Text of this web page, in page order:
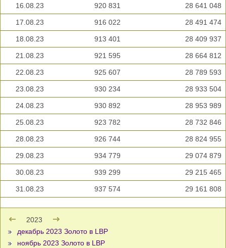
16.08.23 920 831 28 641 048
17.08.23 916 022 28 491 474
18.08.23 913 401 28 409 937
21.08.23 921 595 28 664 812
22.08.23 925 607 28 789 593
23.08.23 930 234 28 933 504
24.08.23 930 892 28 953 989
25.08.23 923 782 28 732 846
28.08.23 926 744 28 824 955
29.08.23 934 779 29 074 879
30.08.23 939 299 29 215 465
31.08.23 937 574 29 161 808
2023
декабрь 2023 Золото в LBP
ноябрь 2023 Золото в LBP